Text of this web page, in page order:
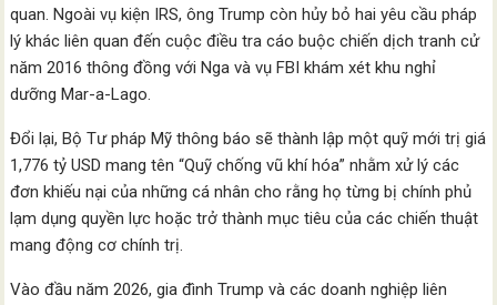
quan. Ngoài vụ kiện IRS, ông Trump còn hủy bỏ hai yêu cầu pháp
lý khác liên quan đến cuộc điều tra cáo buộc chiến dịch tranh cử
năm 2016 thông đồng với Nga và vụ FBI khám xét khu nghỉ
dưỡng Mar-a-Lago.
Đổi lại, Bộ Tư pháp Mỹ thông báo sẽ thành lập một quỹ mới trị giá
1,776 tỷ USD mang tên “Quỹ chống vũ khí hóa” nhằm xử lý các
đơn khiếu nại của những cá nhân cho rằng họ từng bị chính phủ
lạm dụng quyền lực hoặc trở thành mục tiêu của các chiến thuật
mang động cơ chính trị.
Vào đầu năm 2026, gia đình Trump và các doanh nghiệp liên